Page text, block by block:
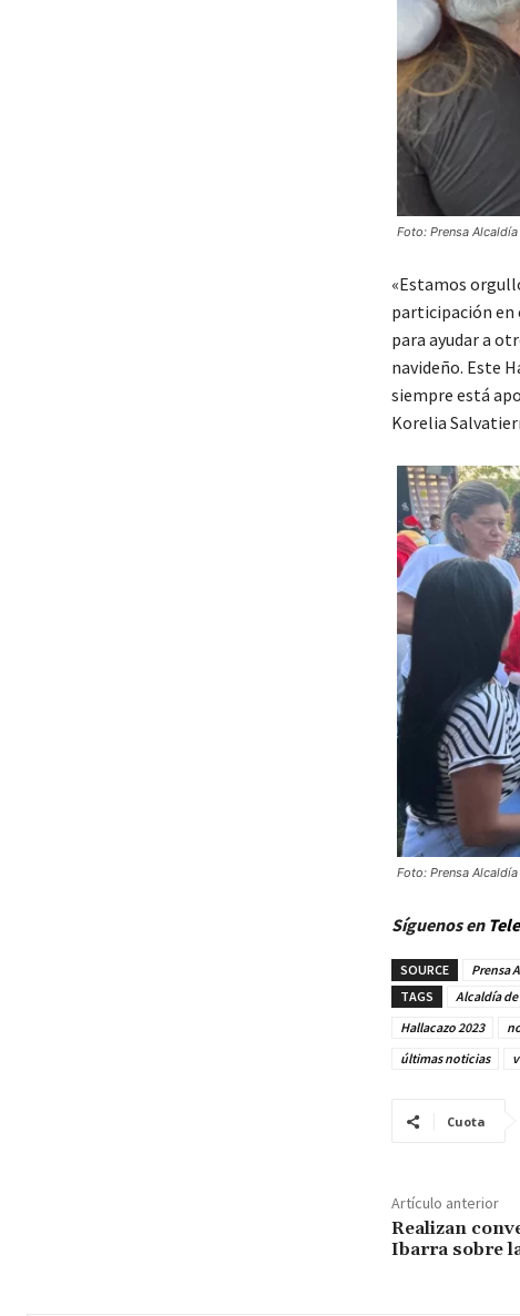
Foto: Prensa
«Estamos
participación en
para ayudar a
navideño. Este
siempre está
Korelia
Foto: Prensa
Síguenos en
SOURCE
Prensa
TAGS
Alcaldía de
Hallacazo 2023
últimas noticias
Cuota
Artículo anterior
Realizan
Ibarra sobre